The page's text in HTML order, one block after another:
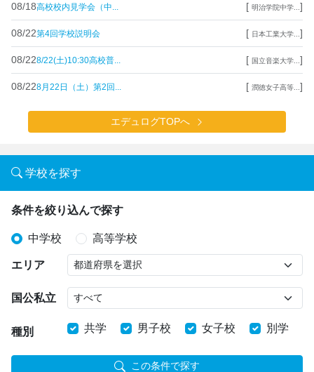
08/18高校校内見学会（中... [ 明治学院中学... ]
08/22第4回学校説明会 [ 日本工業大学... ]
08/228/22(土)10:30高校普... [ 国立音楽大学... ]
08/228月22日（土）第2回... [ 潤徳女子高等... ]
エデュログTOPへ
学校を探す
条件を絞り込んで探す
中学校 高等学校
エリア
国公私立
種別 共学 男子校 女子校 別学
この条件で探す